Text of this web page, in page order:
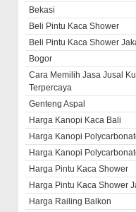
Bekasi
Beli Pintu Kaca Shower
Beli Pintu Kaca Shower
Bogor
Cara Memilih Jasa Jusal
Terpercaya
Genteng Aspal
Harga Kanopi Kaca Bali
Harga Kanopi
Harga Kanopi
Harga Pintu Kaca Shower
Harga Pintu Kaca Shower
Harga Railing Balkon